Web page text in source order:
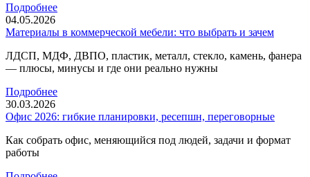
Подробнее
04.05.2026
Материалы в коммерческой мебели: что выбрать и зачем
ЛДСП, МДФ, ДВПО, пластик, металл, стекло, камень, фанера
— плюсы, минусы и где они реально нужны
Подробнее
30.03.2026
Офис 2026: гибкие планировки, ресепшн, переговорные
Как собрать офис, меняющийся под людей, задачи и формат
работы